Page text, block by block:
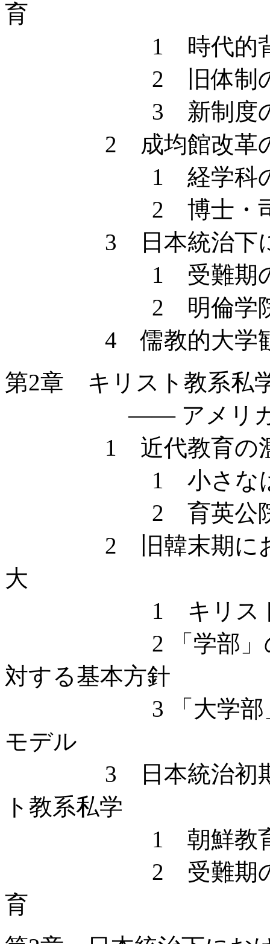
育
1 時代的背
2 旧体制の教
3 新制度の
2 成均館改革の
1 経学科の
2 博士・司
3 日本統治下にお
1 受難期の
2 明倫学院の
4 儒教的大学観
第2章 キリスト教系私
—— アメリカ・カ
1 近代教育の
1 小さなは
2 育英公院とア
2 旧韓末期におけ
大
1 キリスト教系
2 「学部」の私
対する基本方針
3 「大学部」設
モデル
3 日本統治初期に
ト教系私学
1 朝鮮教育令下
2 受難期のキリ
育